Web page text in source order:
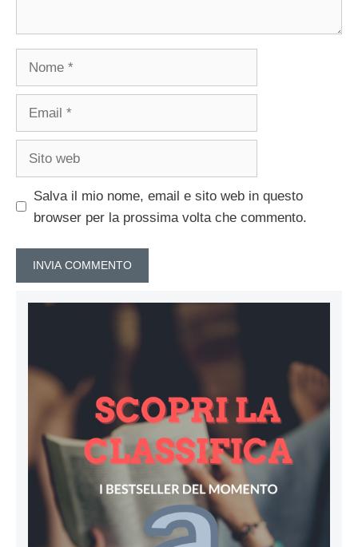
Salva il mio nome, email e sito web in questo
browser per la prossima volta che commento.